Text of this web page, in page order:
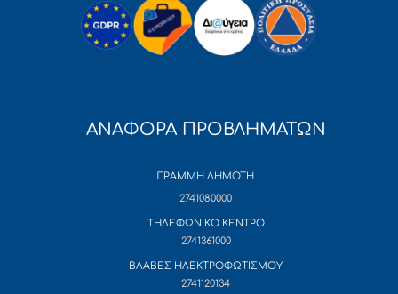
ΑΝΑΦΟΡΑ ΠΡΟΒΛΗΜΑΤΩΝ
ΓΡΑΜΜΗ ΔΗΜΟΤΗ
2741080000
ΤΗΛΕΦΩΝΙΚΟ ΚΕΝΤΡΟ
2741361000
ΒΛΑΒΕΣ ΗΛΕΚΤΡΟΦΩΤΙΣΜΟΥ
2741120134